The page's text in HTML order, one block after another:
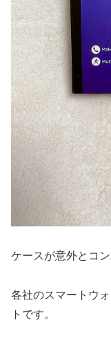
ケースが意外とコ
各社のスマートウ
トです。